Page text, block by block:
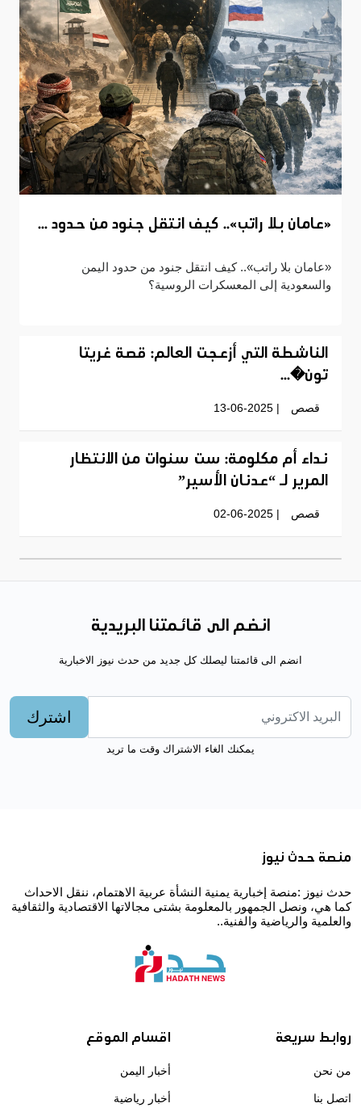
«عامان بلا راتب».. كيف انتقل جنود من حدود ...
«عامان بلا راتب».. كيف انتقل جنود من حدود اليمن
والسعودية إلى المعسكرات الروسية؟
الناشطة التي أزعجت العالم: قصة غريتا
تون�...
قصص | 13-06-2025
نداء أم مكلومة: ست سنوات من الانتظار
المرير لـ “عدنان الأسير”
قصص | 02-06-2025
انضم الى قائمتنا البريدية
انضم الى قائمتنا ليصلك كل جديد من حدث نيوز الاخبارية
اشترك
يمكنك الغاء الاشتراك وقت ما تريد
منصة حدث نيوز
حدث نيوز :منصة إخبارية يمنية النشأة عربية الاهتمام، ننقل الاحداث
كما هي، ونصل الجمهور بالمعلومة بشتى مجالاتها الاقتصادية والثقافية
والعلمية والرياضية والفنية..
روابط سريعة
من نحن
اتصل بنا
اقسام الموقع
أخبار اليمن
أخبار رياضية